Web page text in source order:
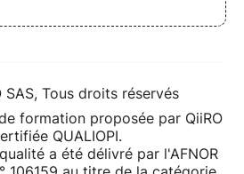
Tous droits réservés
formation proposée par QiiRO
QUALIOPI.
a été délivré par l'AFNOR